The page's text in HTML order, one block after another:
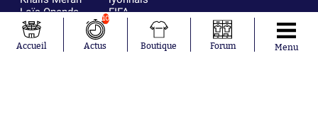
Loïs Openda
Moussa
Niakhaté
Nicolás
FIFA
Real Madrid
RC Strasbourg
AC Milan
Accueil
10
Actus Boutique Forum Menu